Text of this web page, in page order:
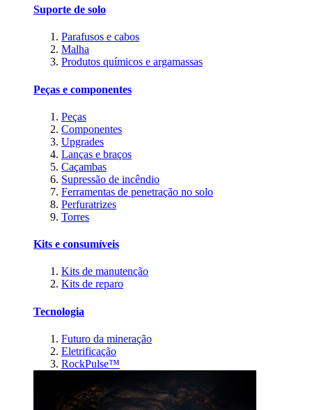
Suporte de solo
Parafusos e cabos
Malha
Produtos químicos e argamassas
Peças e componentes
Peças
Componentes
Upgrades
Lanças e braços
Caçambas
Supressão de incêndio
Ferramentas de penetração no solo
Perfuratrizes
Torres
Kits e consumíveis
Kits de manutenção
Kits de reparo
Tecnologia
Futuro da mineração
Eletrificação
RockPulse™